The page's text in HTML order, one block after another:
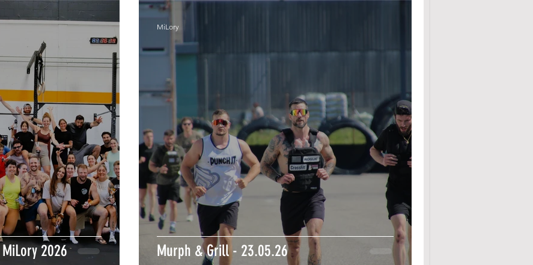
2026 Murph & Grill - 23.05.26
MiLory